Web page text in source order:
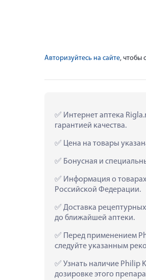
Авторизуйтесь на сайте, чтобы
Интернет аптека
гарантией качества.
Цена на товары
Бонусная и
Информация о
Российской Федерации.
Доставка
до ближайшей аптеки.
Перед применением
следуйте указанным
Узнать наличие Philip
дозировке этого